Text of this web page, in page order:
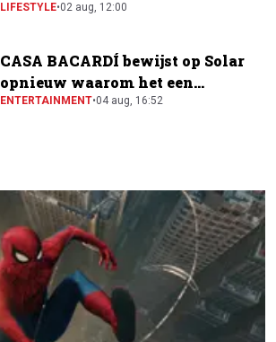
festivalscene van Europa"
LIFESTYLE•02 aug, 12:00
CASA BACARDÍ bewijst op Solar
opnieuw waarom het een
festivalfavoriet is
ENTERTAINMENT•04 aug, 16:52